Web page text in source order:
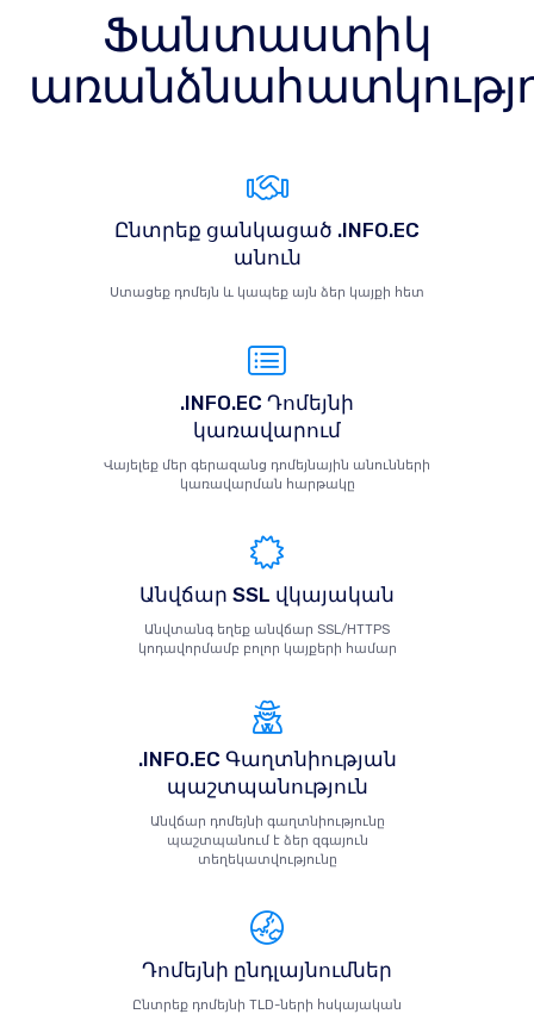
Ֆանտաստիկ
Ընտրեք ցանկացած .INFO.EC
անուն
Ստացեք դոմեյն և կապեք այն ձեր կայքի հետ
.INFO.EC Դոմեյնի
կառավարում
Վայելեք մեր գերազանց դոմեյնային անունների
կառավարման հարթակը
Անվճար SSL վկայական
Անվտանգ եղեք անվճար SSL/HTTPS
կոդավորմամբ բոլոր կայքերի համար
.INFO.EC Գաղտնիության
պաշտպանություն
Անվճար դոմեյնի գաղտնիությունը
պաշտպանում է ձեր զգայուն
տեղեկատվությունը
Դոմեյնի ընդլայնումներ
Ընտրեք դոմեյնի TLD-ների հսկայական